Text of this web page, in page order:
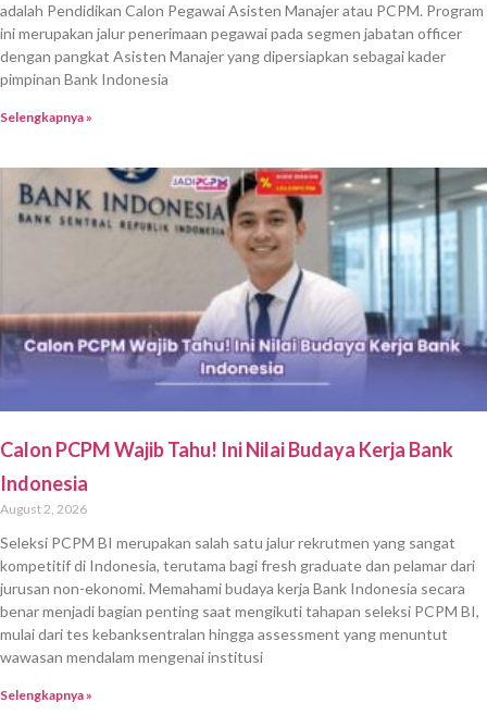
adalah Pendidikan Calon Pegawai Asisten Manajer atau PCPM. Program
ini merupakan jalur penerimaan pegawai pada segmen jabatan officer
dengan pangkat Asisten Manajer yang dipersiapkan sebagai kader
pimpinan Bank Indonesia
Selengkapnya »
Calon PCPM Wajib Tahu! Ini Nilai Budaya Kerja Bank
Indonesia
August 2, 2026
Seleksi PCPM BI merupakan salah satu jalur rekrutmen yang sangat
kompetitif di Indonesia, terutama bagi fresh graduate dan pelamar dari
jurusan non-ekonomi. Memahami budaya kerja Bank Indonesia secara
benar menjadi bagian penting saat mengikuti tahapan seleksi PCPM BI,
mulai dari tes kebanksentralan hingga assessment yang menuntut
wawasan mendalam mengenai institusi
Selengkapnya »